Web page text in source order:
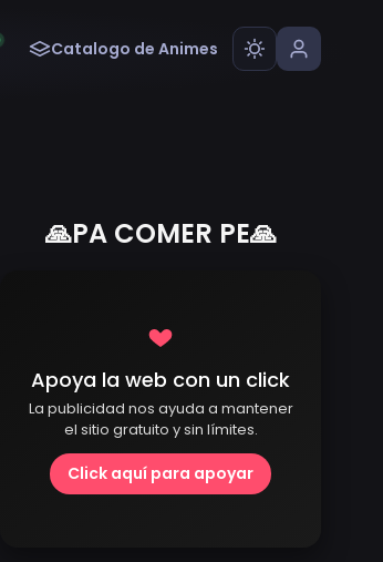
Catalogo de Animes
🙏PA COMER PE🙏
Apoya la web con un click
La publicidad nos ayuda a mantener
el sitio gratuito y sin límites.
Click aquí para apoyar